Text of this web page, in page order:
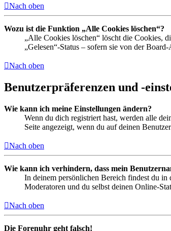
Nach oben
Wozu ist die Funktion „Alle Cookies löschen“?
„Alle Cookies löschen“ löscht die Cookies,
„Gelesen“-Status – sofern sie von der
Nach oben
Benutzerpräferenzen und -
Wie kann ich meine Einstellungen ändern?
Wenn du dich registriert hast, werden alle
Seite angezeigt, wenn du auf deinen
Nach oben
Wie kann ich verhindern, dass mein
In deinem persönlichen Bereich findest du
Moderatoren und du selbst deinen Online-
Nach oben
Die Forenuhr geht falsch!